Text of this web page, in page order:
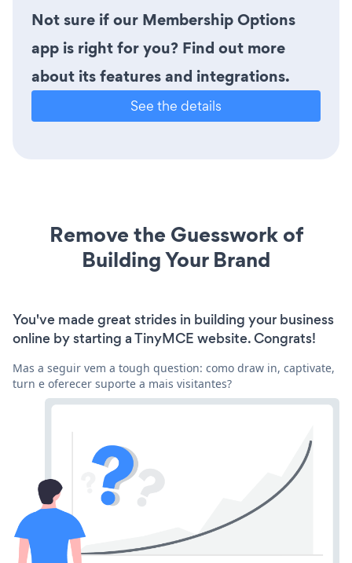
Not sure if our Membership Options
app is right for you? Find out more
about its features and integrations.
See the details
Remove the Guesswork of
Building Your Brand
You've made great strides in building your business
online by starting a TinyMCE website. Congrats!
Mas a seguir vem a tough question: como draw in, captivate,
turn e oferecer suporte a mais visitantes?